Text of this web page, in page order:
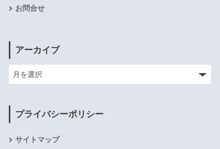
お問合せ
アーカイブ
プライバシーポリシー
サイトマップ